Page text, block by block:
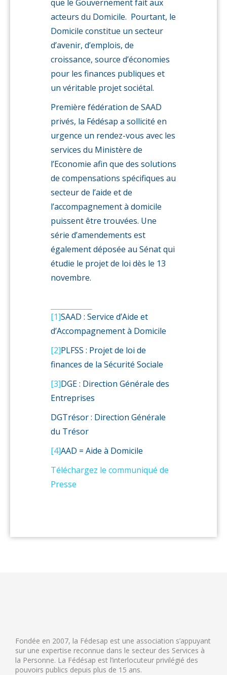
que le Gouvernement fait aux
acteurs du Domicile. Pourtant, le
Domicile constitue un secteur
d’avenir, d’emplois, de
croissance, source d’économies
pour les finances publiques et
un véritable projet sociétal.
Première fédération de SAAD
privés, la Fédésap a sollicité en
urgence un rendez-vous avec les
services du Ministère de
l’Economie afin que des solutions
de compensations spécifiques au
secteur de l’aide et de
l’accompagnement à domicile
puissent être trouvées. Une
série d’amendements est
également déposée au Sénat qui
étudie le projet de loi dès le 13
novembre.
[1]SAAD : Service d’Aide et
d’Accompagnement à Domicile
[2]PLFSS : Projet de loi de
finances de la Sécurité Sociale
[3]DGE : Direction Générale des
Entreprises
DGTrésor : Direction Générale
du Trésor
[4]AAD = Aide à Domicile
Téléchargez le communiqué de
Presse
Fondée en 2007, la Fédesap est une association s’appuyant
sur une expertise reconnue dans le secteur des Services à
la Personne. La Fédésap est l’interlocuteur privilégié des
pouvoirs publics depuis plus de 15 ans.